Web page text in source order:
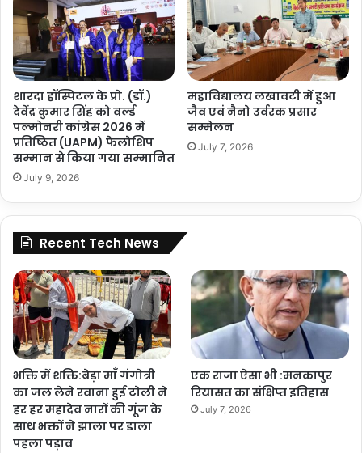
शारदा हॉस्पिटल के प्रो. (डॉ.)
देवेंद्र कुमार सिंह को वर्ल्ड
पल्मोनरी कांग्रेस 2026 में
प्रतिष्ठित (UAPM) फेलोशिप
सम्मान से किया गया सम्मानित
July 9, 2026
महाविद्यालय लखावटी में हुआ
जैव एवं नैनो उर्वरक प्रसार
सम्मेलन
July 7, 2026
Recent Tech News
भक्ति में शक्ति:बेड़ा माँ गंगोत्री
का जल लेने रवाना हुई टोली ने
हर हर महादेव नारों की गूंज के
साथ भक्तों ने झाला पर डाला
पहला पड़ाव
एक राजा ऐसा भी :मनकापुर
रियासत का संक्षिप्त इतिहास
July 7, 2026